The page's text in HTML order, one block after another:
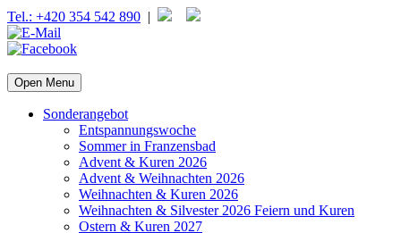
Tel.: +420 354 542 890 |
Open Menu
Sonderangebot
Entspannungswoche
Sommer in Franzensbad
Advent & Kuren 2026
Advent & Weihnachten 2026
Weihnachten & Kuren 2026
Weihnachten & Silvester 2026 Feiern und Kuren
Ostern & Kuren 2027